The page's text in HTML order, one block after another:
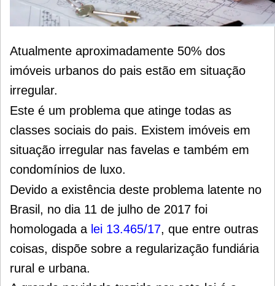
Atualmente aproximadamente 50% dos
imóveis urbanos do pais estão em situação
irregular.
Este é um problema que atinge todas as
classes sociais do pais. Existem imóveis em
situação irregular nas favelas e também em
condomínios de luxo.
Devido a existência deste problema latente no
Brasil, no dia 11 de julho de 2017 foi
homologada a lei 13.465/17, que entre outras
coisas, dispõe sobre a regularização fundiária
rural e urbana.